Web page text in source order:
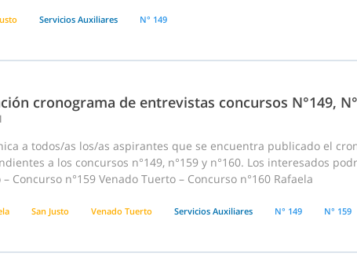
Servicios Auxiliares N° 149
cronograma de entrevistas concursos N°149,
a todos/as los/as aspirantes que se encuentra publicado el
a los concursos n°149, n°159 y n°160. Los interesados
– Concurso n°159 Venado Tuerto – Concurso n°160 Rafaela
San Justo Venado Tuerto Servicios Auxiliares N° 149 N° 159